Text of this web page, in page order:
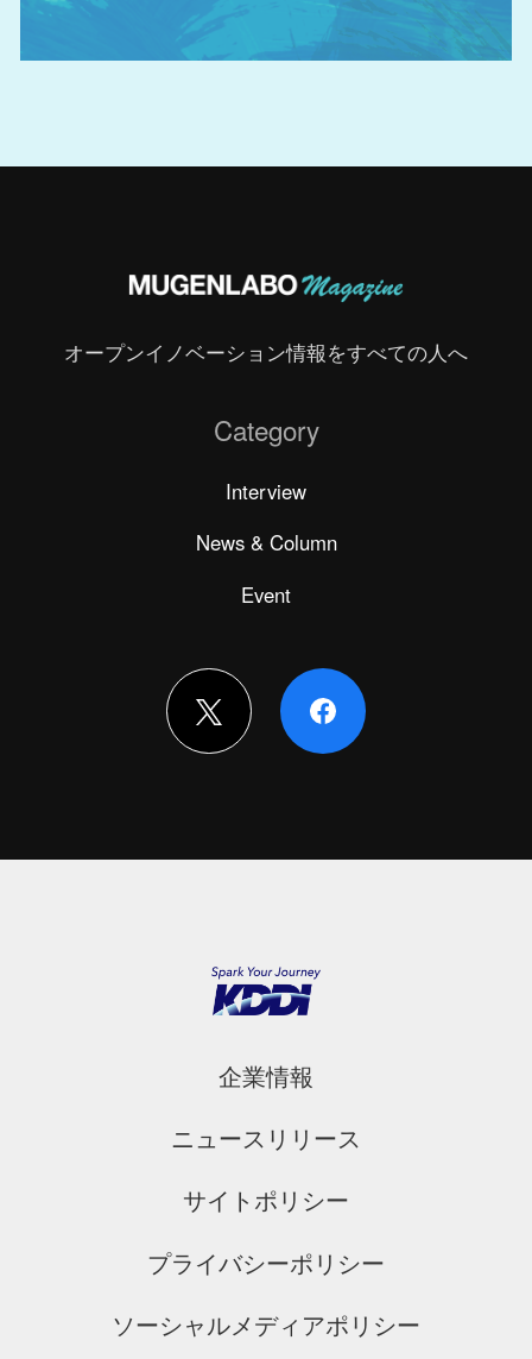
オープンイノベーション情報をすべての人へ
Category
Interview
News & Column
Event
企業情報
ニュースリリース
サイトポリシー
プライバシーポリシー
ソーシャルメディアポリシー